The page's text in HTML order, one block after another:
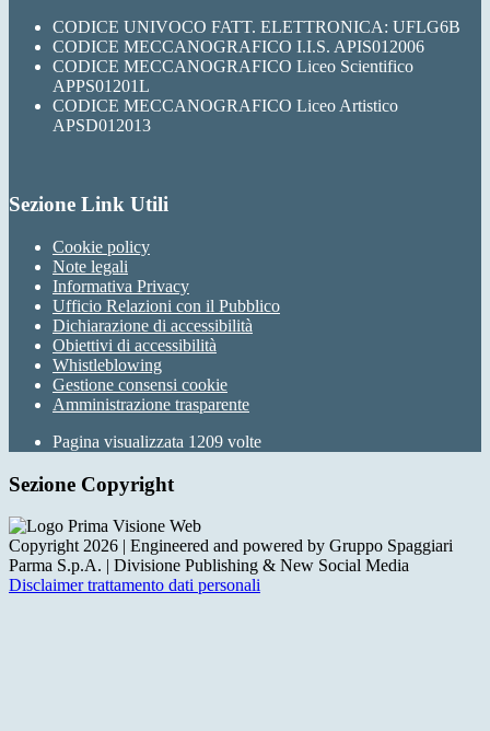
CODICE UNIVOCO FATT. ELETTRONICA: UFLG6B
CODICE MECCANOGRAFICO I.I.S. APIS012006
CODICE MECCANOGRAFICO Liceo Scientifico
APPS01201L
CODICE MECCANOGRAFICO Liceo Artistico
APSD012013
Sezione Link Utili
Cookie policy
Note legali
Informativa Privacy
Ufficio Relazioni con il Pubblico
Dichiarazione di accessibilità
Obiettivi di accessibilità
Whistleblowing
Gestione consensi cookie
Amministrazione trasparente
Pagina visualizzata 1209 volte
Sezione Copyright
Copyright 2026 | Engineered and powered by Gruppo Spaggiari
Parma S.p.A. | Divisione Publishing & New Social Media
Disclaimer trattamento dati personali